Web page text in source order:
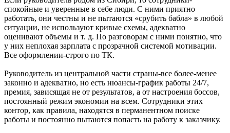
спокойные и уверенные в себе люди. С ними приятно
работать, они честны и не пытаются «срубить бабла» в любой
ситуации, не используют кривые схемы, адекватно
оценивают объемы и т. д. По разговорам с ними понятно, что
у них неплохая зарплата с прозрачной системой мотивации.
Все оформлении-строго по ТК.
Руководитель из центральной части страны-все более-менее
законно и адекватно, но есть нюансы-график работы 24/7,
премия, зависящая не от результатов, а от настроения боссов,
постоянный режим экономии на всем. Сотрудники этих
контор, как правила, находятся в перманентном поиске
работы и постоянно пытаются попасть на работу к заказчику.